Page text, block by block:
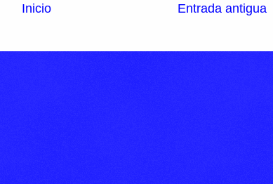
Entrada antigua
Inicio